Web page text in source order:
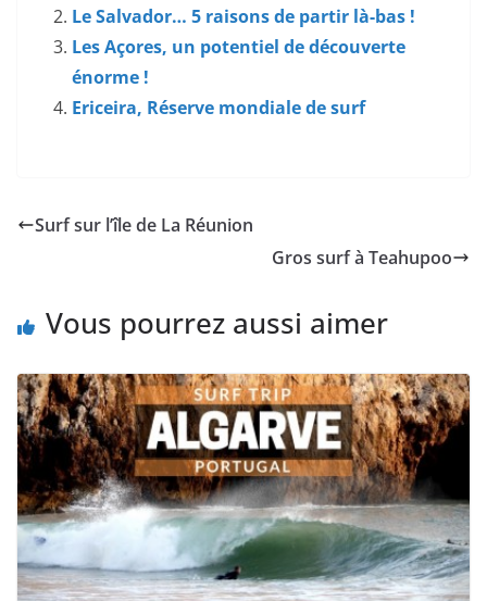
Le Salvador… 5 raisons de partir là-bas !
Les Açores, un potentiel de découverte
énorme !
Ericeira, Réserve mondiale de surf
Surf sur l’île de La Réunion
Gros surf à Teahupoo
Vous pourrez aussi aimer